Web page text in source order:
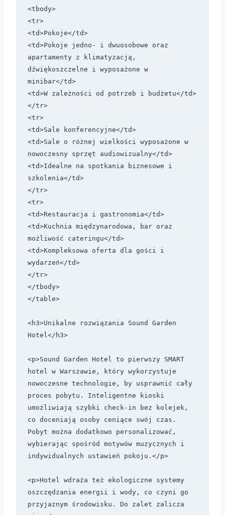
<tbody>
<tr>
<td>Pokoje</td>
<td>Pokoje jedno- i dwuosobowe oraz
apartamenty z klimatyzacją,
dźwiękoszczelne i wyposażone w
minibar</td>
<td>W zależności od potrzeb i budżetu</td>
</tr>
<tr>
<td>Sale konferencyjne</td>
<td>Sale o różnej wielkości wyposażone w
nowoczesny sprzęt audiowizualny</td>
<td>Idealne na spotkania biznesowe i
szkolenia</td>
</tr>
<tr>
<td>Restauracja i gastronomia</td>
<td>Kuchnia międzynarodowa, bar oraz
możliwość cateringu</td>
<td>Kompleksowa oferta dla gości i
wydarzeń</td>
</tr>
</tbody>
</table>
<h3>Unikalne rozwiązania Sound Garden
Hotel</h3>
<p>Sound Garden Hotel to pierwszy SMART
hotel w Warszawie, który wykorzystuje
nowoczesne technologie, by usprawnić cały
proces pobytu. Inteligentne kioski
umożliwiają szybki check-in bez kolejek,
co doceniają osoby ceniące swój czas.
Pobyt można dodatkowo personalizować,
wybierając spośród motywów muzycznych i
indywidualnych ustawień pokoju.</p>
<p>Hotel wdraża też ekologiczne systemy
oszczędzania energii i wody, co czyni go
przyjaznym środowisku. Do zalet zalicza